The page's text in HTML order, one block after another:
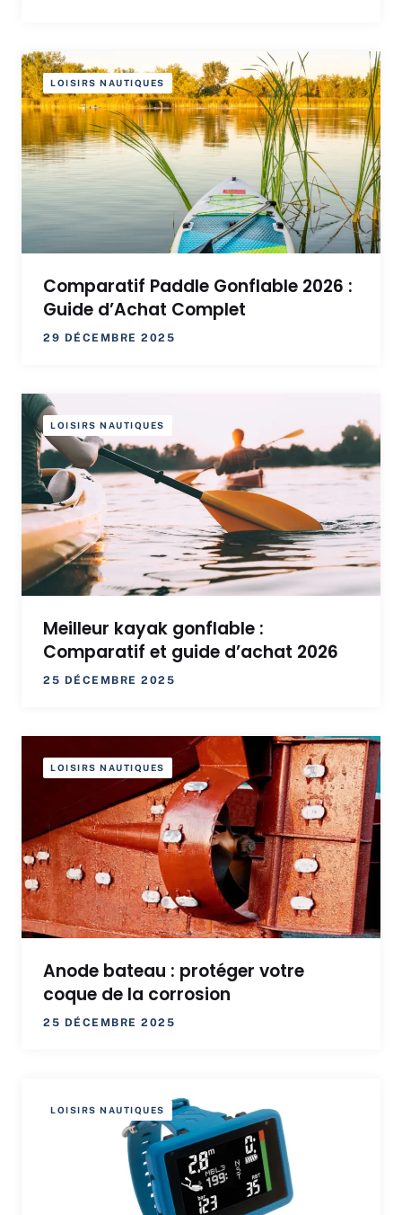
LOISIRS NAUTIQUES
Comparatif Paddle Gonflable 2026 :
Guide d’Achat Complet
29 DÉCEMBRE 2025
LOISIRS NAUTIQUES
Meilleur kayak gonflable :
Comparatif et guide d’achat 2026
25 DÉCEMBRE 2025
LOISIRS NAUTIQUES
Anode bateau : protéger votre
coque de la corrosion
25 DÉCEMBRE 2025
LOISIRS NAUTIQUES